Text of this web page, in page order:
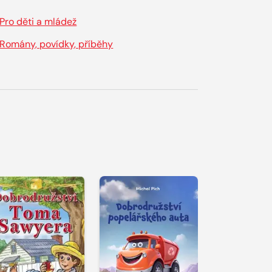
Pro děti a mládež
Romány, povídky, příběhy